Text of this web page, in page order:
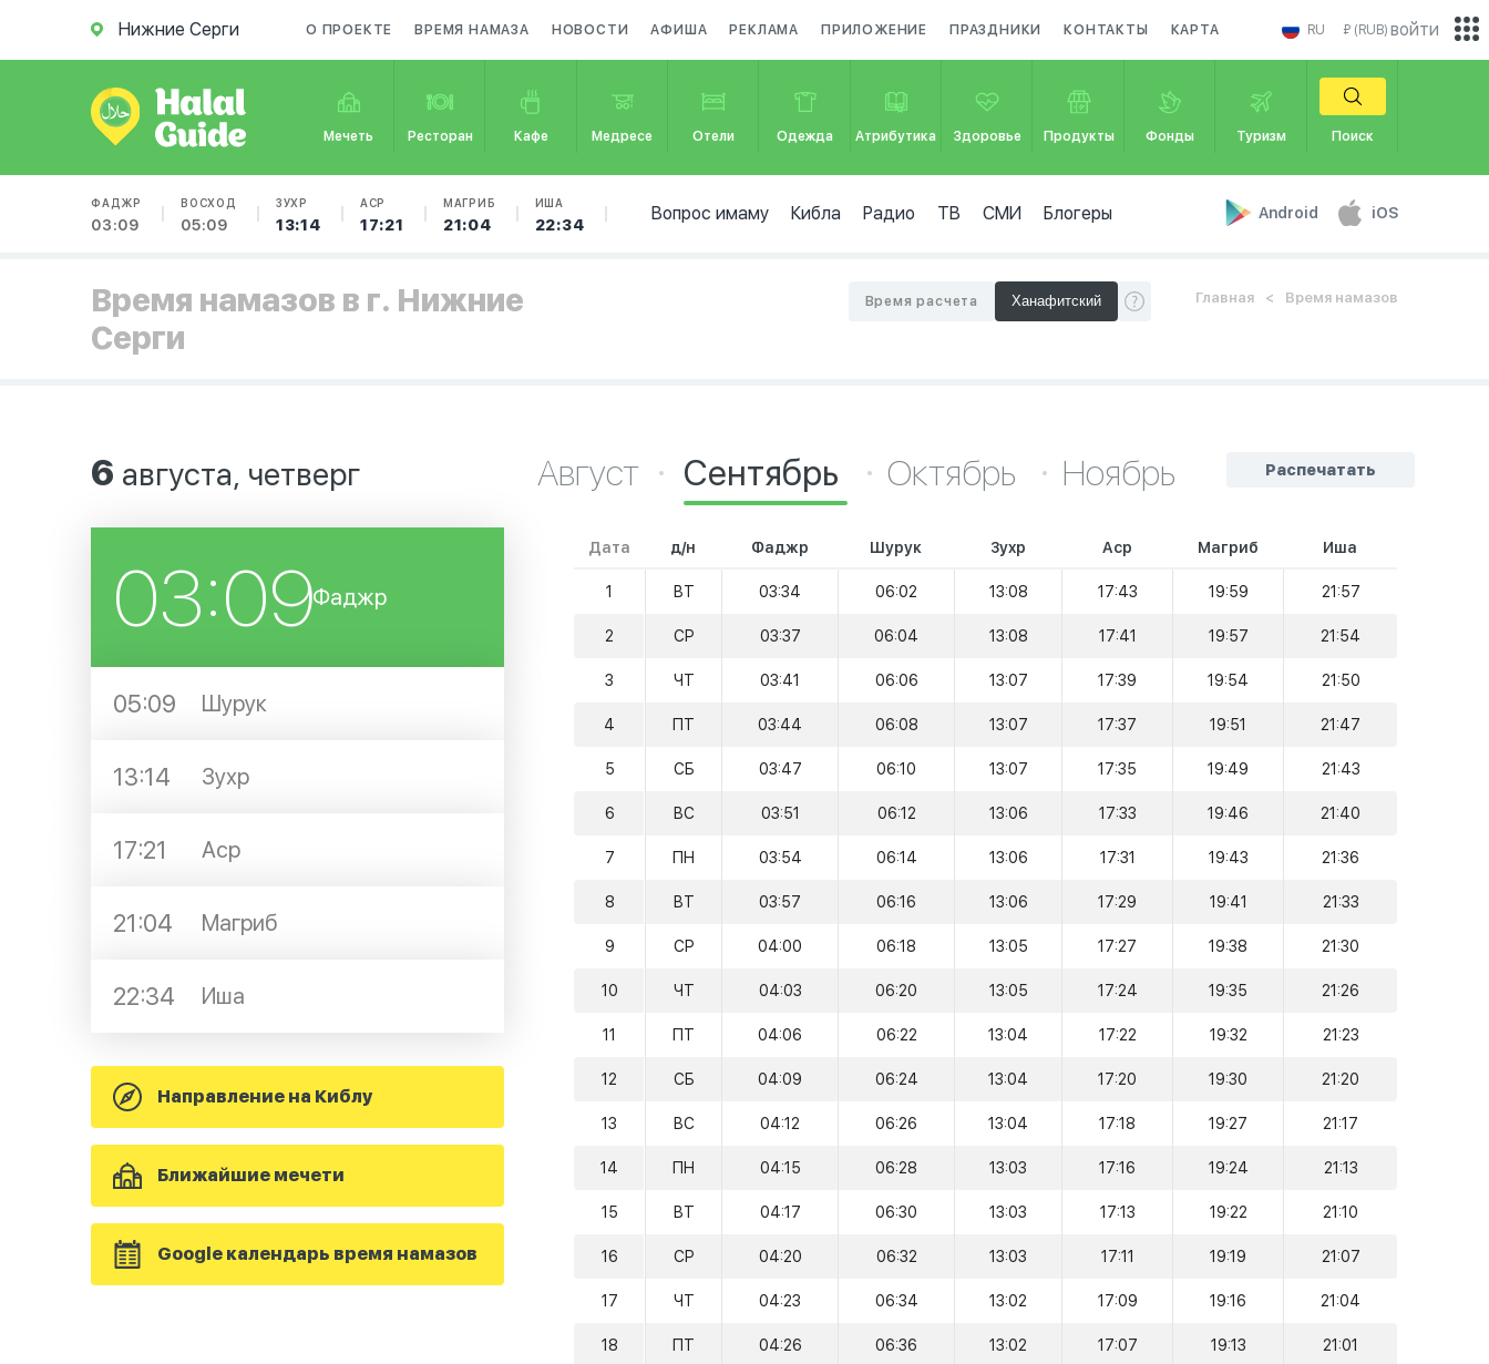
Нижние Серги О ПРОЕКТЕ ВРЕМЯ НАМАЗА НОВОСТИ АФИША РЕКЛАМА ПРИЛОЖЕНИЕ ПРАЗДНИКИ КОНТАКТЫ КАРТА RU ₽ (RUB)
Мечеть Ресторан Кафе Медресе Отели Одежда Атрибутика Здоровье Продукты Фонды Туризм Поиск
ФАДЖР
03:09
ВОСХОД
05:09
ЗУХР
13:14
АСР
17:21
МАГРИБ
21:04
ИША
22:34
Вопрос имаму Кибла Радио ТВ СМИ Блогеры Android iOS
войти
Время намазов в г. Нижние
Серги
Главная Время намазов
Время расчета
6 августа, четверг
03:09Фаджр
05:09 Шурук
13:14 Зухр
17:21 Аср
21:04 Магриб
22:34 Иша
Направление на Киблу
Ближайшие мечети
Google календарь время намазов
Распечатать
Август Сентябрь Октябрь Ноябрь
Дата д/н Фаджр Шурук Зухр Аср Магриб Иша
1 ВТ 03:34 06:02 13:08 17:43 19:59 21:57
2 СР 03:37 06:04 13:08 17:41 19:57 21:54
3 ЧТ 03:41 06:06 13:07 17:39 19:54 21:50
4 ПТ 03:44 06:08 13:07 17:37 19:51 21:47
5 СБ 03:47 06:10 13:07 17:35 19:49 21:43
6 ВС 03:51 06:12 13:06 17:33 19:46 21:40
7 ПН 03:54 06:14 13:06 17:31 19:43 21:36
8 ВТ 03:57 06:16 13:06 17:29 19:41 21:33
9 СР 04:00 06:18 13:05 17:27 19:38 21:30
10 ЧТ 04:03 06:20 13:05 17:24 19:35 21:26
11 ПТ 04:06 06:22 13:04 17:22 19:32 21:23
12 СБ 04:09 06:24 13:04 17:20 19:30 21:20
13 ВС 04:12 06:26 13:04 17:18 19:27 21:17
14 ПН 04:15 06:28 13:03 17:16 19:24 21:13
15 ВТ 04:17 06:30 13:03 17:13 19:22 21:10
16 СР 04:20 06:32 13:03 17:11 19:19 21:07
17 ЧТ 04:23 06:34 13:02 17:09 19:16 21:04
18 ПТ 04:26 06:36 13:02 17:07 19:13 21:01